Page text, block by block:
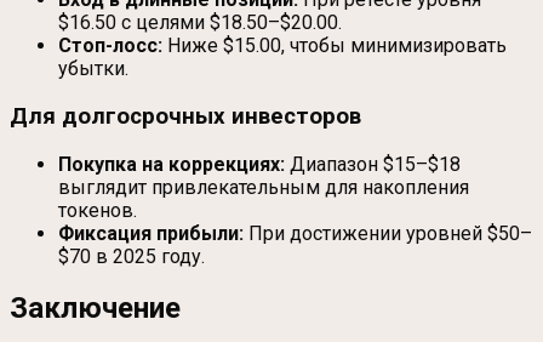
$16.50 с целями $18.50–$20.00.
Стоп-лосс: Ниже $15.00, чтобы минимизировать
убытки.
Для долгосрочных инвесторов
Покупка на коррекциях: Диапазон $15–$18
выглядит привлекательным для накопления
токенов.
Фиксация прибыли: При достижении уровней $50–
$70 в 2025 году.
Заключение